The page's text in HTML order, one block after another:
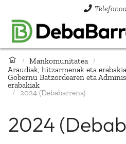
/ Mankomunitatea /
Araudiak, hitzarmenak eta
Gobernu Batzordearen eta
erabakiak
/ 2024 (Debabarrena)
2024